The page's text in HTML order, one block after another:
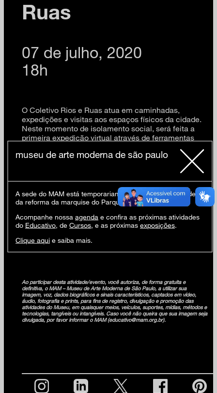
Ruas
07 de julho, 2020
18h
O Coletivo Rios e Ruas atua em caminhadas,
expedições e visitas aos espaços físicos da cidade.
Neste momento de isolamento social, será feita a
primeira expedição virtual através de ferramentas
público acompanha os geógrafos e professores
numa caminhada virtual pelo percurso do Córrego do
Sapateiro, conhecendo sua história e seu trajeto.
inscrições antecipadasaqui
atividade gratuita, vagas limitadas
encontro por videochamada no zoom (link enviado
aos participantes no dia da atividade)
participação livre
Patrocínio: Sabesp.
Ao participar desta atividade/evento, você autoriza, de forma gratuita e
definitiva, o MAM – Museu de Arte Moderna de São Paulo, a utilizar sua
imagem, voz, dados biográficos e sinais característicos, captados em vídeo,
áudio, fotografia e prints, para fins de registro, divulgação e promoção das
atividades do Museu, em quaisquer meios, veículos, suportes, mídias, métodos e
tecnologias, tangíveis ou intangíveis. Caso você não queira que sua imagem seja
divulgada, por favor informar o MAM (educativo@mam.org.br).
museu de arte moderna de são paulo
A sede do MAM está temporariamente fechada em virtude
da reforma da marquise do Parque Ibirapuera.
Acompanhe nossa agenda e confira as próximas atividades
do Educativo, de Cursos, e as próximas exposições.
Clique aqui e saiba mais.